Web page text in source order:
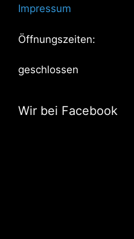
Impressum
Öffnungszeiten:
geschlossen
Wir bei Facebook